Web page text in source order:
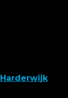
Harderwijk